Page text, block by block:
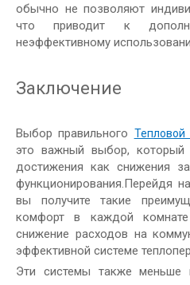
обычно не позволяют
что приводит к
неэффективному
Заключение
Выбор правильного Тепловой
это важный выбор, который
достижения как снижения
функционирования.Перейдя
вы получите такие
комфорт в каждой
снижение расходов на
эффективной системе
Эти системы также